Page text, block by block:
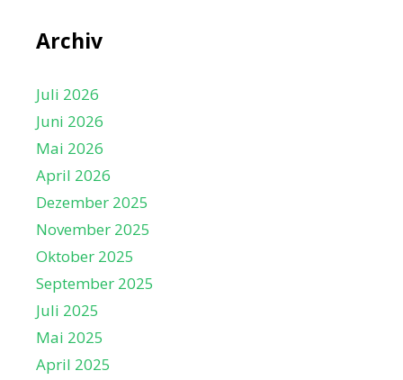
Archiv
Juli 2026
Juni 2026
Mai 2026
April 2026
Dezember 2025
November 2025
Oktober 2025
September 2025
Juli 2025
Mai 2025
April 2025